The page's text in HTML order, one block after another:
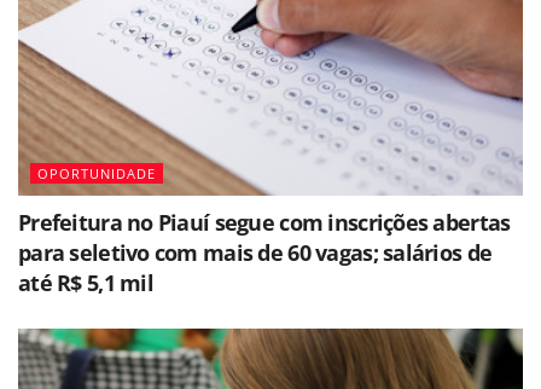
OPORTUNIDADE
Prefeitura no Piauí segue com inscrições abertas
para seletivo com mais de 60 vagas; salários de
até R$ 5,1 mil